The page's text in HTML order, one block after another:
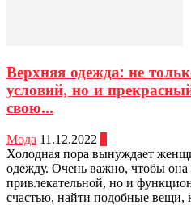
Верхняя одежда: не
условий, но и
свою...
Мода 11.12.2022
Холодная пора вынуждает
одежду. Очень важно, чтобы она
привлекательной, но и
счастью, найти подобные вещи,